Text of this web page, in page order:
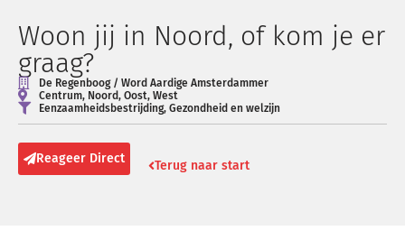
Woon jij in Noord, of kom je er
graag?
De Regenboog / Word Aardige Amsterdammer
Centrum, Noord, Oost, West
Eenzaamheidsbestrijding, Gezondheid en welzijn
Reageer Direct Terug naar start